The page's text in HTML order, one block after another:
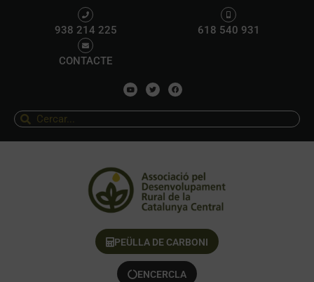
938 214 225 618 540 931
CONTACTE
PEÜLLA DE CARBONI
ENCERCLA